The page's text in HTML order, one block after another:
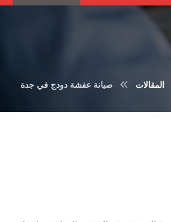
المقالات صيانة عفشة دودج في جدة